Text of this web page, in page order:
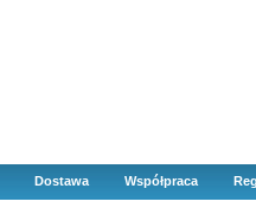
Dostawa Współpraca